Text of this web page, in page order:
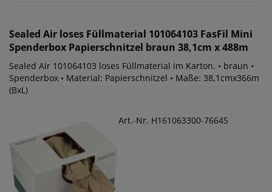
Sealed Air loses Füllmaterial 101064103 FasFil Mini
Spenderbox Papierschnitzel braun 38,1cm x 488m
Sealed Air 101064103 loses Füllmaterial im Karton. • braun •
Spenderbox • Material: Papierschnitzel • Maße: 38,1cmx366m
(BxL)
Art.-Nr. H161063300-76645